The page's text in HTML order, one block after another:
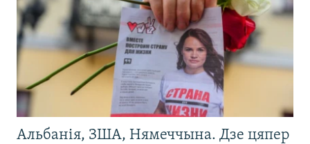
Альбанія, ЗША, Нямеччына. Дзе цяпер